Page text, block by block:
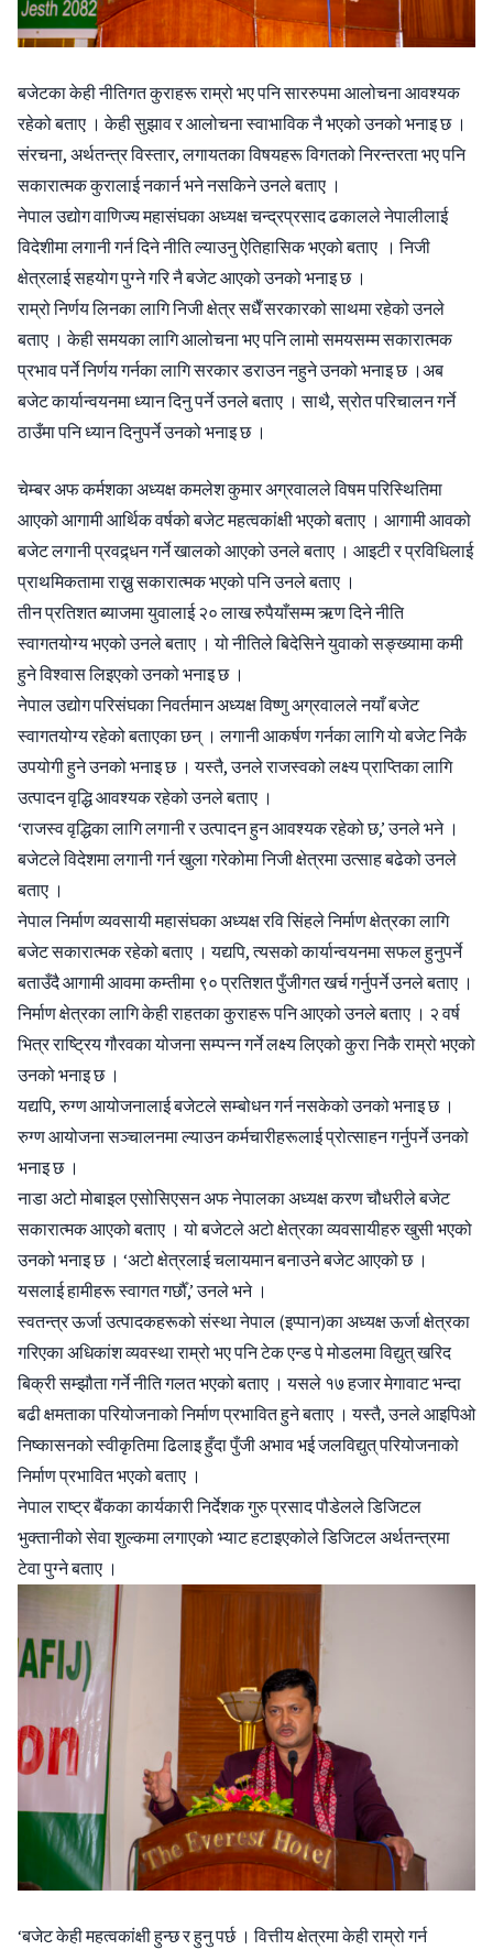
बजेटका केही नीतिगत कुराहरू राम्रो भए पनि साररुपमा आलोचना आवश्यक
रहेको बताए । केही सुझाव र आलोचना स्वाभाविक नै भएको उनको भनाइ छ ।
संरचना, अर्थतन्त्र विस्तार, लगायतका विषयहरू विगतको निरन्तरता भए पनि
सकारात्मक कुरालाई नकार्न भने नसकिने उनले बताए ।
नेपाल उद्योग वाणिज्य महासंघका अध्यक्ष चन्द्रप्रसाद ढकालले नेपालीलाई
विदेशीमा लगानी गर्न दिने नीति ल्याउनु ऐतिहासिक भएको बताए । निजी
क्षेत्रलाई सहयोग पुग्ने गरि नै बजेट आएको उनको भनाइ छ ।
राम्रो निर्णय लिनका लागि निजी क्षेत्र सधैँ सरकारको साथमा रहेको उनले
बताए । केही समयका लागि आलोचना भए पनि लामो समयसम्म सकारात्मक
प्रभाव पर्ने निर्णय गर्नका लागि सरकार डराउन नहुने उनको भनाइ छ ।अब
बजेट कार्यान्वयनमा ध्यान दिनु पर्ने उनले बताए । साथै, स्रोत परिचालन गर्ने
ठाउँमा पनि ध्यान दिनुपर्ने उनको भनाइ छ ।
चेम्बर अफ कर्मशका अध्यक्ष कमलेश कुमार अग्रवालले विषम परिस्थितिमा
आएको आगामी आर्थिक वर्षको बजेट महत्वकांक्षी भएको बताए । आगामी आवको
बजेट लगानी प्रवद्र्धन गर्ने खालको आएको उनले बताए । आइटी र प्रविधिलाई
प्राथमिकतामा राख्नु सकारात्मक भएको पनि उनले बताए ।
तीन प्रतिशत ब्याजमा युवालाई २० लाख रुपैयाँसम्म ऋण दिने नीति
स्वागतयोग्य भएको उनले बताए । यो नीतिले बिदेसिने युवाको सङ्ख्यामा कमी
हुने विश्वास लिइएको उनको भनाइ छ ।
नेपाल उद्योग परिसंघका निवर्तमान अध्यक्ष विष्णु अग्रवालले नयाँ बजेट
स्वागतयोग्य रहेको बताएका छन् । लगानी आकर्षण गर्नका लागि यो बजेट निकै
उपयोगी हुने उनको भनाइ छ । यस्तै, उनले राजस्वको लक्ष्य प्राप्तिका लागि
उत्पादन वृद्धि आवश्यक रहेको उनले बताए ।
‘राजस्व वृद्धिका लागि लगानी र उत्पादन हुन आवश्यक रहेको छ,’ उनले भने ।
बजेटले विदेशमा लगानी गर्न खुला गरेकोमा निजी क्षेत्रमा उत्साह बढेको उनले
बताए ।
नेपाल निर्माण व्यवसायी महासंघका अध्यक्ष रवि सिंहले निर्माण क्षेत्रका लागि
बजेट सकारात्मक रहेको बताए । यद्यपि, त्यसको कार्यान्वयनमा सफल हुनुपर्ने
बताउँदै आगामी आवमा कम्तीमा ९० प्रतिशत पुँजीगत खर्च गर्नुपर्ने उनले बताए ।
निर्माण क्षेत्रका लागि केही राहतका कुराहरू पनि आएको उनले बताए । २ वर्ष
भित्र राष्ट्रिय गौरवका योजना सम्पन्न गर्ने लक्ष्य लिएको कुरा निकै राम्रो भएको
उनको भनाइ छ ।
यद्यपि, रुग्ण आयोजनालाई बजेटले सम्बोधन गर्न नसकेको उनको भनाइ छ ।
रुग्ण आयोजना सञ्चालनमा ल्याउन कर्मचारीहरूलाई प्रोत्साहन गर्नुपर्ने उनको
भनाइ छ ।
नाडा अटो मोबाइल एसोसिएसन अफ नेपालका अध्यक्ष करण चौधरीले बजेट
सकारात्मक आएको बताए । यो बजेटले अटो क्षेत्रका व्यवसायीहरु खुसी भएको
उनको भनाइ छ । ‘अटो क्षेत्रलाई चलायमान बनाउने बजेट आएको छ ।
यसलाई हामीहरू स्वागत गर्छौँ,’ उनले भने ।
स्वतन्त्र ऊर्जा उत्पादकहरूको संस्था नेपाल (इप्पान)का अध्यक्ष ऊर्जा क्षेत्रका
गरिएका अधिकांश व्यवस्था राम्रो भए पनि टेक एन्ड पे मोडलमा विद्युत् खरिद
बिक्री सम्झौता गर्ने नीति गलत भएको बताए । यसले १७ हजार मेगावाट भन्दा
बढी क्षमताका परियोजनाको निर्माण प्रभावित हुने बताए । यस्तै, उनले आइपिओ
निष्कासनको स्वीकृतिमा ढिलाइ हुँदा पुँजी अभाव भई जलविद्युत् परियोजनाको
निर्माण प्रभावित भएको बताए ।
नेपाल राष्ट्र बैंकका कार्यकारी निर्देशक गुरु प्रसाद पौडेलले डिजिटल
भुक्तानीको सेवा शुल्कमा लगाएको भ्याट हटाइएकोले डिजिटल अर्थतन्त्रमा
टेवा पुग्ने बताए ।
‘बजेट केही महत्वकांक्षी हुन्छ र हुनु पर्छ । वित्तीय क्षेत्रमा केही राम्रो गर्न